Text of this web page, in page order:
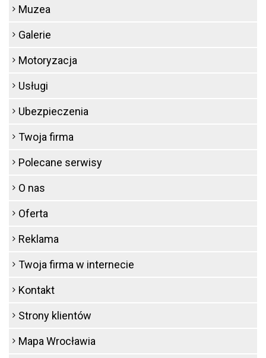
Muzea
Galerie
Motoryzacja
Usługi
Ubezpieczenia
Twoja firma
Polecane serwisy
O nas
Oferta
Reklama
Twoja firma w internecie
Kontakt
Strony klientów
Mapa Wrocławia